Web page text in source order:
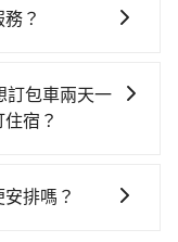
人以下要乘車，
詬病的就是車
了時間但上一位
卻偏偏找不到停
靠的地點與你的
能較為便宜，但
節，讓您能更放
了可以快速依據
積點數做現金回
的線上訂房平台
房，事後也不用
？
專人協助回覆確
訂包車兩天一
宿？
上分開預定兩天
排嗎？